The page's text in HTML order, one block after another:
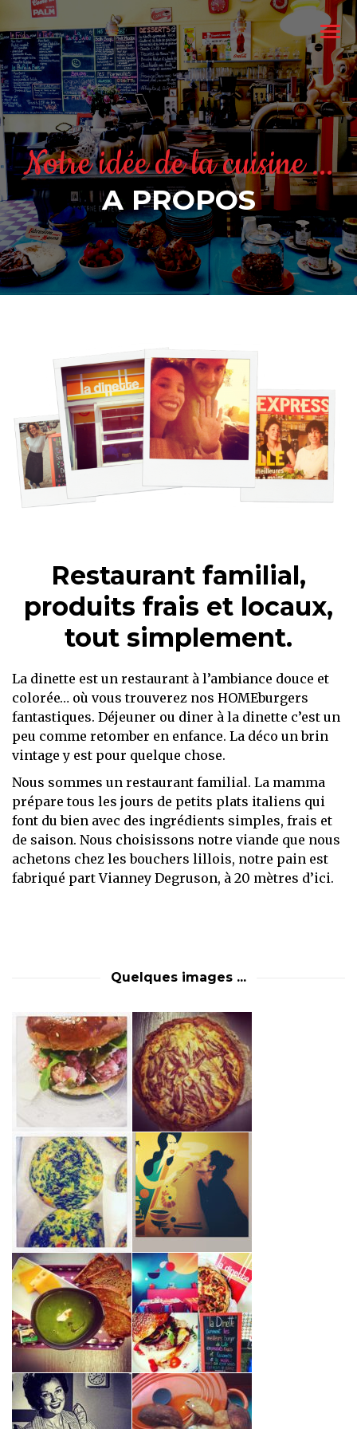
Notre idée de la cuisine ...
A PROPOS
Restaurant familial,
produits frais et locaux,
tout simplement.
La dinette est un restaurant à l’ambiance douce et
colorée… où vous trouverez nos HOMEburgers
fantastiques. Déjeuner ou diner à la dinette c’est un
peu comme retomber en enfance. La déco un brin
vintage y est pour quelque chose.
Nous sommes un restaurant familial. La mamma
prépare tous les jours de petits plats italiens qui
font du bien avec des ingrédients simples, frais et
de saison. Nous choisissons notre viande que nous
achetons chez les bouchers lillois, notre pain est
fabriqué part Vianney Degruson, à 20 mètres d’ici.
Quelques images ...